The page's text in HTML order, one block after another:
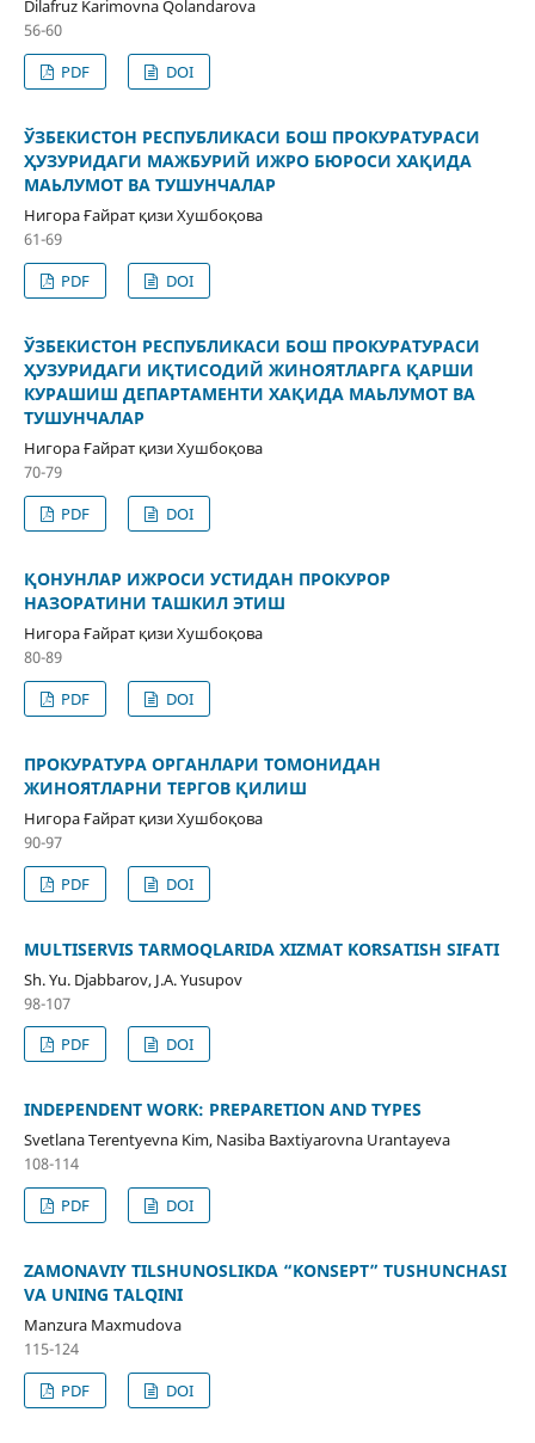
Dilafruz Karimovna Qolandarova
56-60
PDF
DOI
ЎЗБЕКИСТОН РЕСПУБЛИКАСИ БОШ ПРОКУРАТУРАСИ
ҲУЗУРИДАГИ МАЖБУРИЙ ИЖРО БЮРОСИ ХАҚИДА
МАЬЛУМОТ ВА ТУШУНЧАЛАР
Нигора Ғайрат қизи Хушбоқова
61-69
PDF
DOI
ЎЗБЕКИСТОН РЕСПУБЛИКАСИ БОШ ПРОКУРАТУРАСИ
ҲУЗУРИДАГИ ИҚТИСОДИЙ ЖИНОЯТЛАРГА ҚАРШИ
КУРАШИШ ДЕПАРТАМЕНТИ ХАҚИДА МАЬЛУМОТ ВА
ТУШУНЧАЛАР
Нигора Ғайрат қизи Хушбоқова
70-79
PDF
DOI
ҚОНУНЛАР ИЖРОСИ УСТИДАН ПРОКУРОР
НАЗОРАТИНИ ТАШКИЛ ЭТИШ
Нигора Ғайрат қизи Хушбоқова
80-89
PDF
DOI
ПРОКУРАТУРА ОРГАНЛАРИ ТОМОНИДАН
ЖИНОЯТЛАРНИ ТЕРГОВ ҚИЛИШ
Нигора Ғайрат қизи Хушбоқова
90-97
PDF
DOI
MULTISERVIS TARMOQLARIDA XIZMAT KOʻRSATISH SIFATI
Sh. Yu. Djabbarov, J.A. Yusupov
98-107
PDF
DOI
INDEPENDENT WORK: PREPARETION AND TYPES
Svetlana Terentyevna Kim, Nasiba Baxtiyarovna Urantayeva
108-114
PDF
DOI
ZAMONAVIY TILSHUNOSLIKDA “KONSEPT” TUSHUNCHASI
VA UNING TALQINI
Manzura Maxmudova
115-124
PDF
DOI